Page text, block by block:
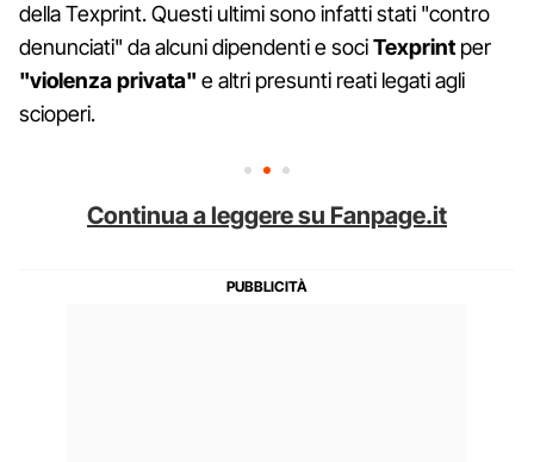
della Texprint. Questi ultimi sono infatti stati "contro
denunciati" da alcuni dipendenti e sociTexprint per
"violenza privata" e altri presunti reati legati agli
scioperi.
Continua a leggere su Fanpage.it